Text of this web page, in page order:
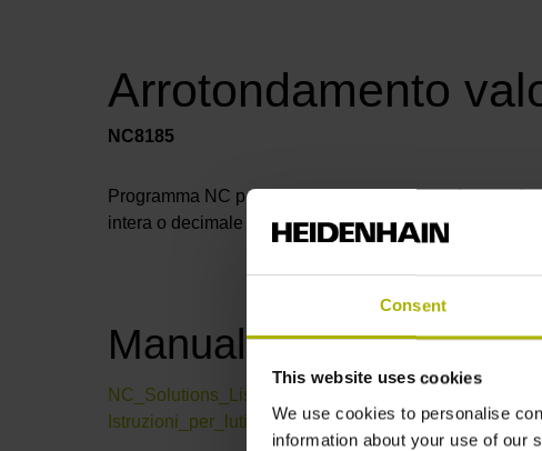
Consent
This website uses cookies
We use cookies to personalise
information about your use of our
Arrotondamento
NC8185
Programma NC per arrotondare un valore salvato nel
intera o decimale deve essere arrotondata.
Manual
NC_Solutions_Lista_utensile.pdf
Istruzioni_per_lutilizzo_dei_programmi_NC.pdf